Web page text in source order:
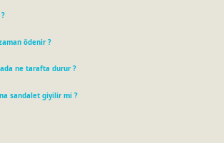
ödenir ?
ne tarafta durur ?
sandalet giyilir mi ?